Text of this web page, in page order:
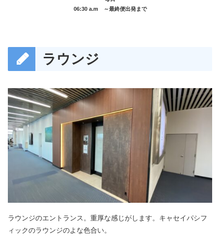
06:30 a.m ～最終便出発まで
ラウンジ
ラウンジのエントランス。重厚な感じがします。キャセイパシフ
ィックのラウンジのよな色合い。